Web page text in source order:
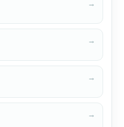
→
→
→
→